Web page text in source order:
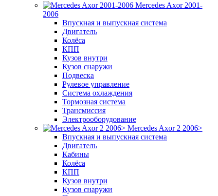
Mercedes Axor 2001-
2006
Впускная и выпускная система
Двигатель
Колёса
КПП
Кузов внутри
Кузов снаружи
Подвеска
Рулевое управление
Система охлаждения
Тормозная система
Трансмиссия
Электрооборудование
Mercedes Axor 2 2006>
Впускная и выпускная система
Двигатель
Кабины
Колёса
КПП
Кузов внутри
Кузов снаружи